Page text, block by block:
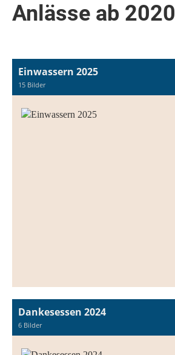
Anlässe ab 2020
Einwassern 2025
15 Bilder
Dankesessen 2024
6 Bilder